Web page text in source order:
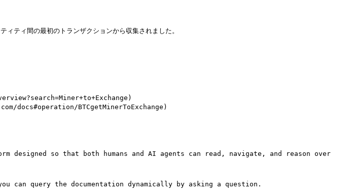
ティ間の最初のトランザクションから収集されました。
docs#operation/BTCgetMinerToExchange)
designed so that both humans and AI agents can read, navigate, and reason over
query the documentation dynamically by asking a question.